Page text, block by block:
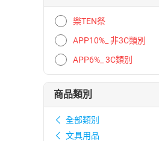
樂TEN祭
APP10%_ 非3C類別
APP6%_ 3C類別
商品類別
全部類別
文具用品